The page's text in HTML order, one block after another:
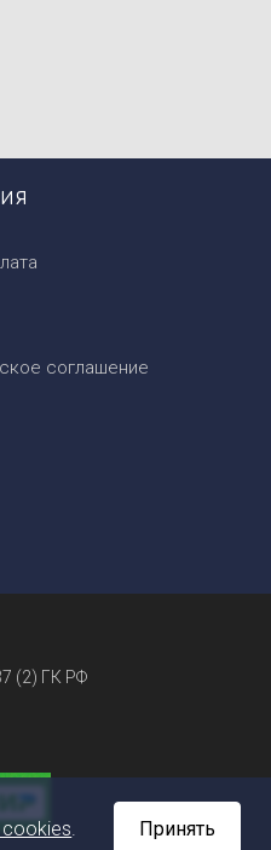
соглашение
(2) ГК РФ
cookies. Принять